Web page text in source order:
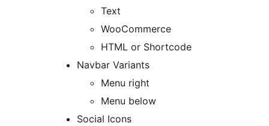
Text
WooCommerce
HTML or Shortcode
Navbar Variants
Menu right
Menu below
Social Icons